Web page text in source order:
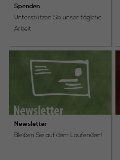
Spenden
Unterstützen Sie unser tägliche
Arbeit
Newsletter
Bleiben Sie auf dem Laufenden!